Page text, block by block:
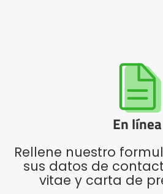
Slovenija
Lietuvių kalba
Česká
Srpski
En línea
Rellene nuestro
sus datos de
vitae y carta de